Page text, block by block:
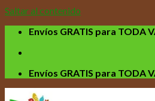
Saltar al contenido
Envíos GRATIS para TODA
Envíos GRATIS para TODA